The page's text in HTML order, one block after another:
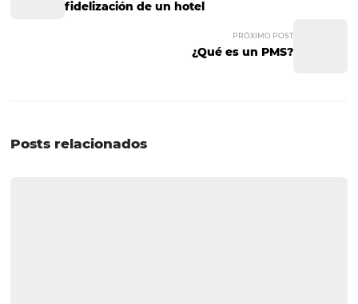
puedes implementar de inmediato y no requiere de
programación manual. Si manejas o eres dueño de un
aún cuentas con un PMS tradicional, con todos los
compartir algo con nosotros? ¡Escríbenos en la sección